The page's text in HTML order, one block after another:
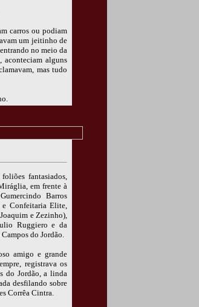
carros ou podiam
um jeitinho de
no meio da
aconteciam alguns
mas tudo
fantasiados,
em frente à
Barros
e Confeitaria Elite,
e Zezinho),
Ruggiero e da
do Jordão.
amigo e grande
registrava os
do Jordão, a linda
desfilando sobre
Corrêa Cintra.